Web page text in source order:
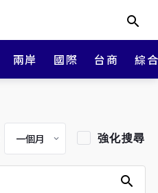
兩岸 國際 台商 綜
強化搜尋